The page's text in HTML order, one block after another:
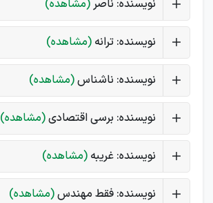
نویسنده: ناصر(مشاهده)
نویسنده: ترانه (مشاهده)
نویسنده: ناشناس(مشاهده)
نویسنده: برسی اقتصادی(مشاهده)
نویسنده: غریبه (مشاهده)
نویسنده: فقط مهندس(مشاهده)